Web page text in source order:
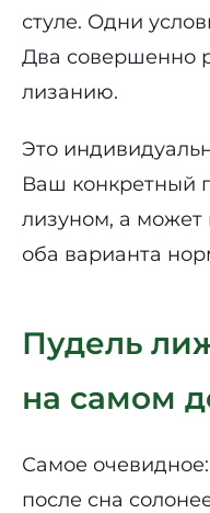
стуле. Одни
Два совершенно
лизанию.
Это
Ваш конкретный
лизуном, а может
оба варианта
Пудель
на самом
Самое
после сна